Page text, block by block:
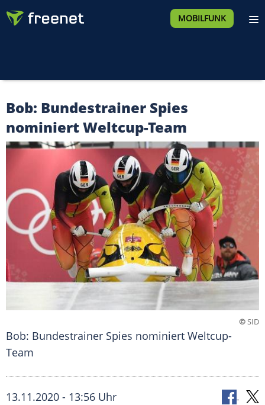
MOBILFUNK
Bob: Bundestrainer Spies
nominiert Weltcup-Team
©SID
Bob: Bundestrainer Spies nominiert Weltcup-
Team
13.11.2020 - 13:56 Uhr